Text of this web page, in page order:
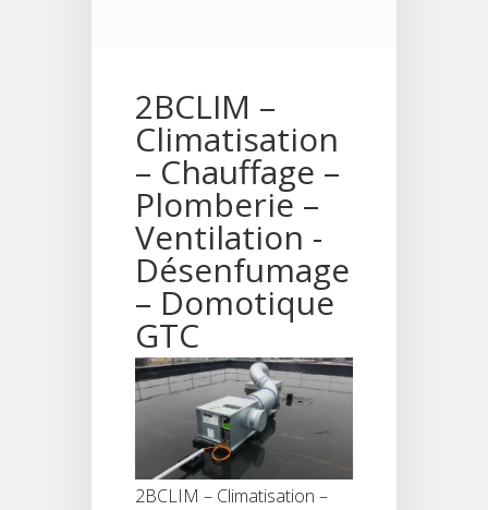
2BCLIM –
Climatisation
– Chauffage –
Plomberie –
Ventilation -
Désenfumage
– Domotique
GTC
2BCLIM – Climatisation –